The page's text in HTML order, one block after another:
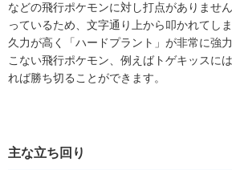
などの飛行ポケモンに対し打点がありませ
っているため、文字通り上から叩かれてし
久力が高く「ハードプラント」が非常に強
こない飛行ポケモン、例えばトゲキッスに
れば勝ち切ることができます。
主な立ち回り